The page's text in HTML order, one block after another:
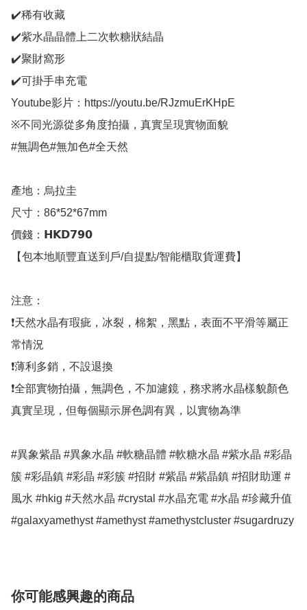
✔️稀有收藏
✔️紫水晶晶體上二次軟糖狀結晶
✔️聚財窩形
✔️可掛手串充電
Youtube影片：https://youtu.be/RJzmuErKHpE
※不同光源從多角度拍攝，真實呈現實物面貌
#無調色#無加色#全天然
產地：烏拉圭
尺寸：86*52*67mm
價錢：𝗛𝗞𝗗𝟳𝟵𝟬
【包本地順豐直送到戶/自提點/智能櫃取貨運費】
注意：
❗天然水晶有瑕疵，冰裂，棉絮，黑點，表面不平滑等屬正
常情況
❗薄利多銷，不設退換
❗全部實物拍攝，無調色，不加濾鏡，務求將水晶樣貌顏色
真實呈現，但每個顯示屏色調有異，以實物為準
#異象紫晶 #異象水晶 #軟糖晶體 #軟糖水晶 #紫水晶 #彩晶
簇 #彩晶鎮 #彩晶 #彩簇 #招財 #紫晶 #紫晶鎮 #招財助運 #
風水 #hkig #天然水晶 #crystal #水晶充電 #水晶 #珍藏升值
#galaxyamethyst #amethyst #amethystcluster #sugardruzy
你可能感興趣的商品